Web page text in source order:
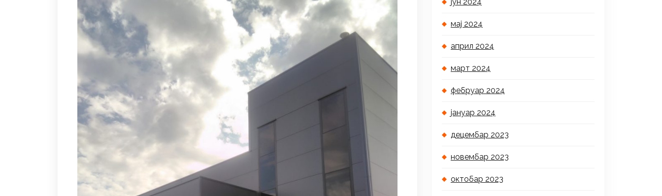
мај 2024
април 2024
март 2024
фебруар 2024
јануар 2024
децембар 2023
новембар 2023
октобар 2023